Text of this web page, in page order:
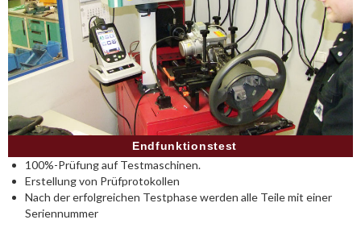
Endfunktionstest
100%-Prüfung auf Testmaschinen.
Erstellung von Prüfprotokollen
Nach der erfolgreichen Testphase werden alle Teile mit einer
Seriennummer